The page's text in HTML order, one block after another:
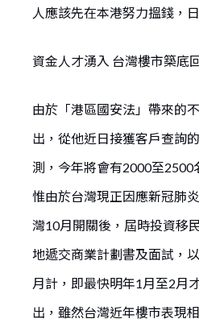
人應該先在本港努力搵錢，
資金人才湧入 台灣樓市築底
由於「港區國安法」帶來的
出，從他近日接獲客戶查詢
測，今年將會有2000至2500
惟由於台灣現正因應新冠肺
灣10月開關後，屆時投資移
地遞交商業計劃書及面試，
月計，即最快明年1月至2月
出，雖然台灣近年樓市表現